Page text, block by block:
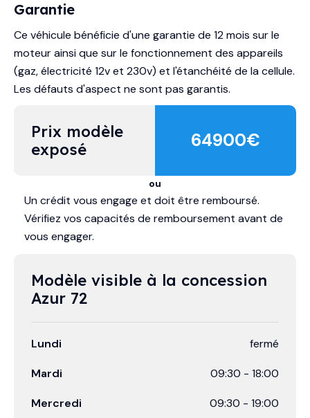
Garantie
Ce véhicule bénéficie d'une garantie de 12 mois sur le
moteur ainsi que sur le fonctionnement des appareils
(gaz, électricité 12v et 230v) et l'étanchéité de la cellule.
Les défauts d'aspect ne sont pas garantis.
Prix modèle
exposé
64900€
ou
Un crédit vous engage et doit être remboursé.
Vérifiez vos capacités de remboursement avant de
vous engager.
Modèle visible à la concession
Azur 72
Lundi fermé
Mardi 09:30 - 18:00
Mercredi 09:30 - 19:00